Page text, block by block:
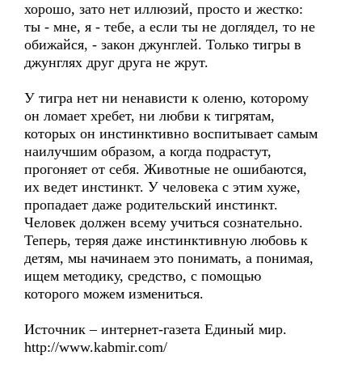
хорошо, зато нет иллюзий, просто и жестко:
ты - мне, я - тебе, а если ты не доглядел, то не
обижайся, - закон джунглей. Только тигры в
джунглях друг друга не жрут.
У тигра нет ни ненависти к оленю, которому
он ломает хребет, ни любви к тигрятам,
которых он инстинктивно воспитывает самым
наилучшим образом, а когда подрастут,
прогоняет от себя. Животные не ошибаются,
их ведет инстинкт. У человека с этим хуже,
пропадает даже родительский инстинкт.
Человек должен всему учиться сознательно.
Теперь, теряя даже инстинктивную любовь к
детям, мы начинаем это понимать, а понимая,
ищем методику, средство, с помощью
которого можем измениться.
Источник – интернет-газета Единый мир.
http://www.kabmir.com/